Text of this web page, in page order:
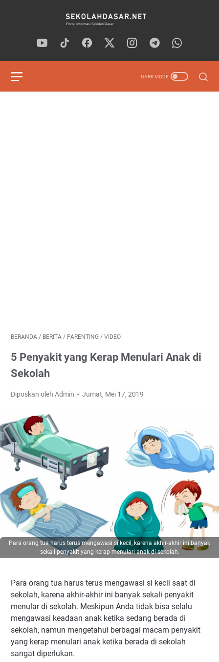
BERANDA / BERITA / PARENTING / VIDEO
5 Penyakit yang Kerap Menulari Anak di
Sekolah
Diposkan oleh Admin Jumat, Mei 17, 2019
Para orang tua harus terus mengawasi si kecil, karena akhir-akhir ini banyak
sekali penyakit yang kerap menulari anak di sekolah.
Para orang tua harus terus mengawasi si kecil saat di
sekolah, karena akhir-akhir ini banyak sekali penyakit
menular di sekolah. Meskipun Anda tidak bisa selalu
mengawasi keadaan anak ketika sedang berada di
sekolah, namun mengetahui berbagai macam penyakit
yang kerap menulari anak ketika berada di sekolah
sangat diperlukan.